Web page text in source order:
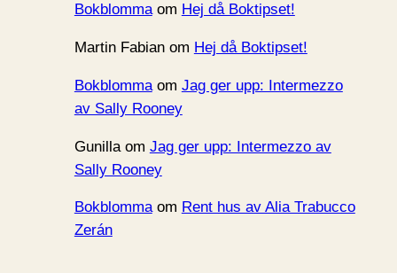
Bokblommaom Hej då Boktipset!
Martin Fabianom Hej då Boktipset!
Bokblommaom Jag ger upp: Intermezzo
av Sally Rooney
Gunillaom Jag ger upp: Intermezzo av
Sally Rooney
Bokblommaom Rent hus av Alia Trabucco
Zerán